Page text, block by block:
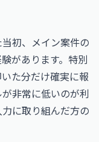
初、メイン案件の
があります。特別
た分だけ確実に報
非常に低いのが利
に取り組んだ方の